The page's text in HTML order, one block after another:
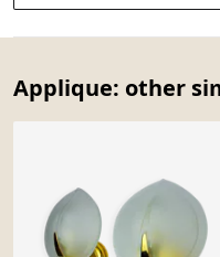
Applique: other